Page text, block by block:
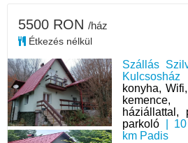
Szállás
konyha,
parkoló | 10
km Padis
5500 RON /ház
Étkezés nélkül